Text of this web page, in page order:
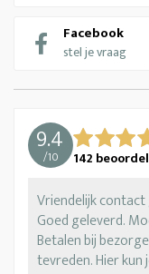
Facebook
stel je vraag
9.4
/10 142
Vriendelijk
Goed geleverd.
Betalen bij
tevreden. Hier